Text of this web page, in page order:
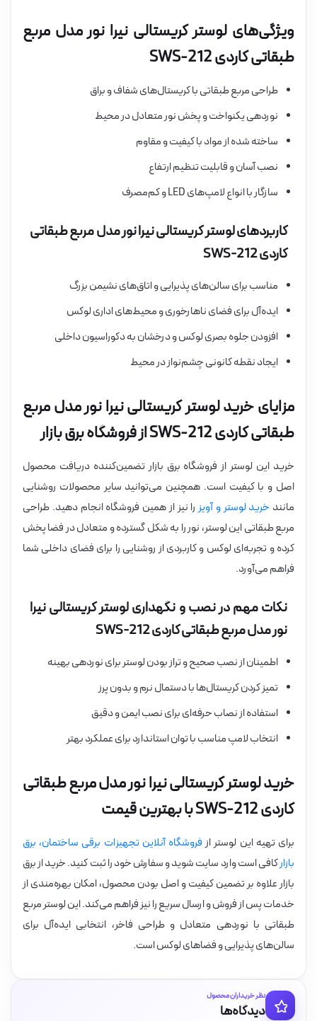
ویژگی‌های لوستر کریستالی نیرا نور مدل مربع
طبقاتی کاردی SWS-212
طراحی مربع طبقاتی با کریستال‌های شفاف و براق
نوردهی یکنواخت و پخش نور متعادل در محیط
ساخته شده از مواد با کیفیت و مقاوم
نصب آسان و قابلیت تنظیم ارتفاع
سازگار با انواع لامپ‌های LED و کم‌مصرف
کاربردهای لوستر کریستالی نیرا نور مدل مربع طبقاتی
کاردی SWS-212
مناسب برای سالن‌های پذیرایی و اتاق‌های نشیمن بزرگ
ایده‌آل برای فضای ناهارخوری و محیط‌های اداری لوکس
افزودن جلوه بصری لوکس و درخشان به دکوراسیون داخلی
ایجاد نقطه کانونی چشم‌نواز در محیط
مزایای خرید لوستر کریستالی نیرا نور مدل مربع
طبقاتی کاردی SWS-212 از فروشگاه برق بازار
خرید این لوستر از فروشگاه برق بازار تضمین‌کننده دریافت محصول
اصل و با کیفیت است. همچنین می‌توانید سایر محصولات روشنایی
مانند خرید لوستر و آویزرا نیز از همین فروشگاه انجام دهید. طراحی
مربع طبقاتی این لوستر، نور را به شکل گسترده و متعادل در فضا پخش
کرده و تجربه‌ای لوکس و کاربردی از روشنایی را برای فضای داخلی شما
فراهم می‌آورد.
نکات مهم در نصب و نگهداری لوستر کریستالی نیرا
نور مدل مربع طبقاتی کاردی SWS-212
اطمینان از نصب صحیح و تراز بودن لوستر برای نوردهی بهینه
تمیز کردن کریستال‌ها با دستمال نرم و بدون پرز
استفاده از نصاب حرفه‌ای برای نصب ایمن و دقیق
انتخاب لامپ مناسب با توان استاندارد برای عملکرد بهتر
خرید لوستر کریستالی نیرا نور مدل مربع طبقاتی
کاردی SWS-212 با بهترین قیمت
برای تهیه این لوستر ازفروشگاه آنلاین تجهیزات برقی ساختمان، برق
بازارکافی است وارد سایت شوید و سفارش خود را ثبت کنید. خرید از برق
بازار علاوه بر تضمین کیفیت و اصل بودن محصول، امکان بهره‌مندی از
خدمات پس از فروش و ارسال سریع را نیز فراهم می‌کند. این لوستر مربع
طبقاتی با نوردهی متعادل و طراحی فاخر، انتخابی ایده‌آل برای
سالن‌های پذیرایی و فضاهای لوکس است.
نظر خریداران محصول
دیدگاه‌ها